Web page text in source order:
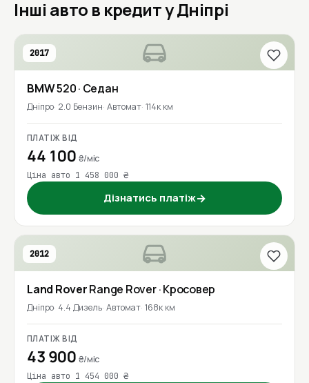
Інші авто в кредит у Дніпрі
2017
BMW520· Седан
Дніпро 2.0 Бензин Автомат 114к км
ПЛАТІЖ ВІД
44 100 ₴/міс
Ціна авто 1 458 000 ₴
Дізнатись платіж→
2012
Land RoverRange Rover· Кросовер
Дніпро 4.4 Дизель Автомат 168к км
ПЛАТІЖ ВІД
43 900 ₴/міс
Ціна авто 1 454 000 ₴